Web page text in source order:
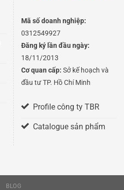
Mã số doanh nghiệp:
0312549927
Đăng ký lần đầu ngày:
18/11/2013
Cơ quan cấp: Sở kế hoạch và
đầu tư TP. Hồ Chí Minh
Profile công ty TBR
Catalogue sản phẩm
BLOG